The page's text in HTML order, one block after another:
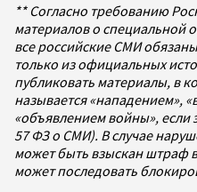
** Согласно требованию
материалов о специальной
все российские СМИ
только из официальных
публиковать материалы, в
называется «нападением»,
«объявлением войны», если
57 ФЗ о СМИ). В случае
может быть взыскан штраф
может последовать